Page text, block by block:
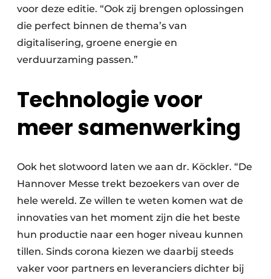
voor deze editie. “Ook zij brengen oplossingen
die perfect binnen de thema’s van
digitalisering, groene energie en
verduurzaming passen.”
Technologie voor
meer samenwerking
Ook het slotwoord laten we aan dr. Köckler. “De
Hannover Messe trekt bezoekers van over de
hele wereld. Ze willen te weten komen wat de
innovaties van het moment zijn die het beste
hun productie naar een hoger niveau kunnen
tillen. Sinds corona kiezen we daarbij steeds
vaker voor partners en leveranciers dichter bij